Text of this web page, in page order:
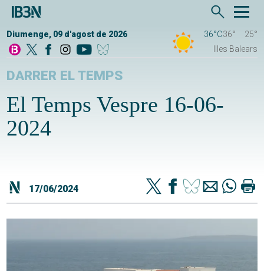
Diumenge, 09 d'agost de 2026 36°C36°
25°
Illes Balears
DARRER EL TEMPS
El Temps Vespre 16-06-
2024
17/06/2024